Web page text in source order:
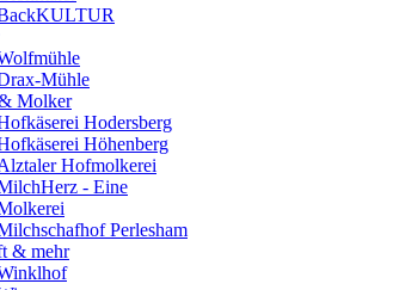
Mühle
Molker
Hodersberg
Höhenberg
Hofmolkerei
- Eine
Perlesham
& mehr